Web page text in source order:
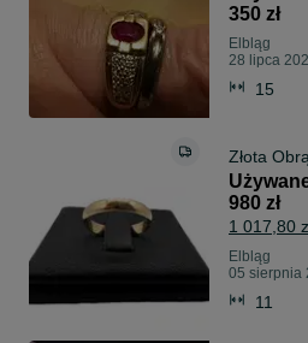
350 zł
Elbląg
28 lipca
15
Złota
980 zł
1 017,80
Elbląg
05 sierpnia
11